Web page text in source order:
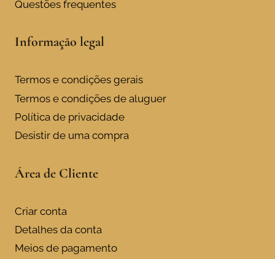
Questões frequentes
Informação legal
Termos e condições gerais
Termos e condições de aluguer
Política de privacidade
Desistir de uma compra
Área de Cliente
Criar conta
Detalhes da conta
Meios de pagamento